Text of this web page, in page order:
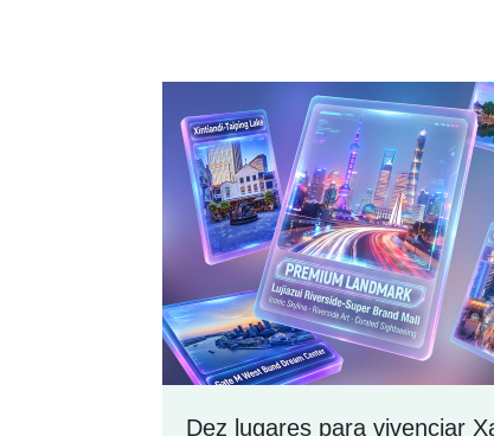
Dez lugares para vivenciar